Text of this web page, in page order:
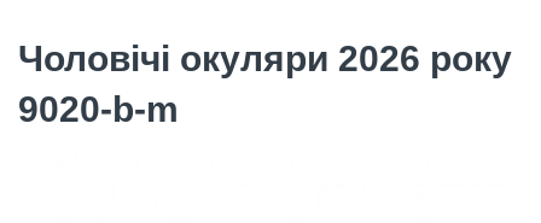
Чоловічі окуляри 2026 року
9020-b-m